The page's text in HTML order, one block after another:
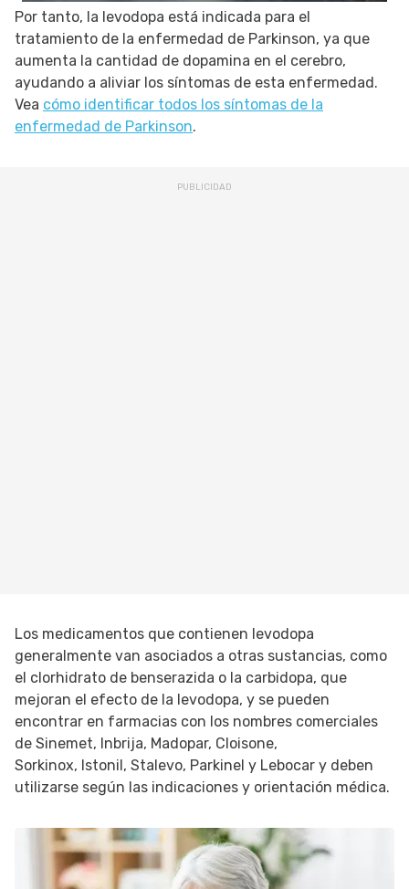
Por tanto, la levodopa está indicada para el
tratamiento de la enfermedad de Parkinson, ya que
aumenta la cantidad de dopamina en el cerebro,
ayudando a aliviar los síntomas de esta enfermedad.
Vea cómo identificar todos los síntomas de la
enfermedad de Parkinson.
Los medicamentos que contienen levodopa
generalmente van asociados a otras sustancias, como
el clorhidrato de benserazida o la carbidopa, que
mejoran el efecto de la levodopa, y se pueden
encontrar en farmacias con los nombres comerciales
de Sinemet, Inbrija, Madopar, Cloisone,
Sorkinox, Istonil, Stalevo, Parkinel y Lebocar y deben
utilizarse según las indicaciones y orientación médica.